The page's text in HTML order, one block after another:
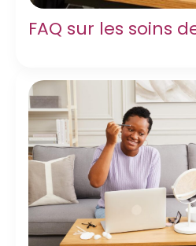
FAQ sur les soins